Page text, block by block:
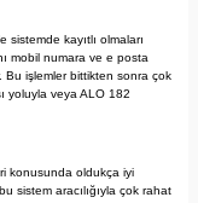
kayıtlı olmaları
mobil numara ve e posta
Bu işlemler bittikten sonra çok
yoluyla veya ALO 182
konusunda oldukça iyi
sistem aracılığıyla çok rahat